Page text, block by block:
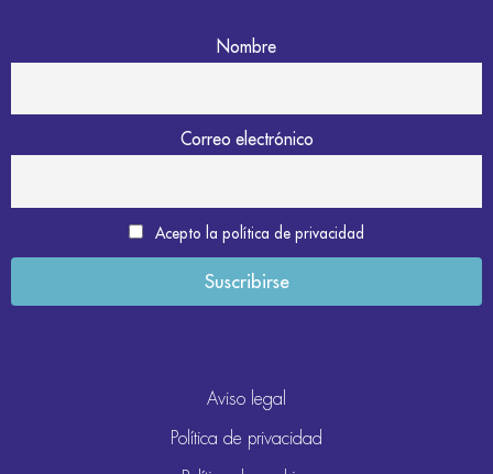
Nombre
Correo electrónico
Acepto la política de privacidad
Aviso legal
Política de privacidad